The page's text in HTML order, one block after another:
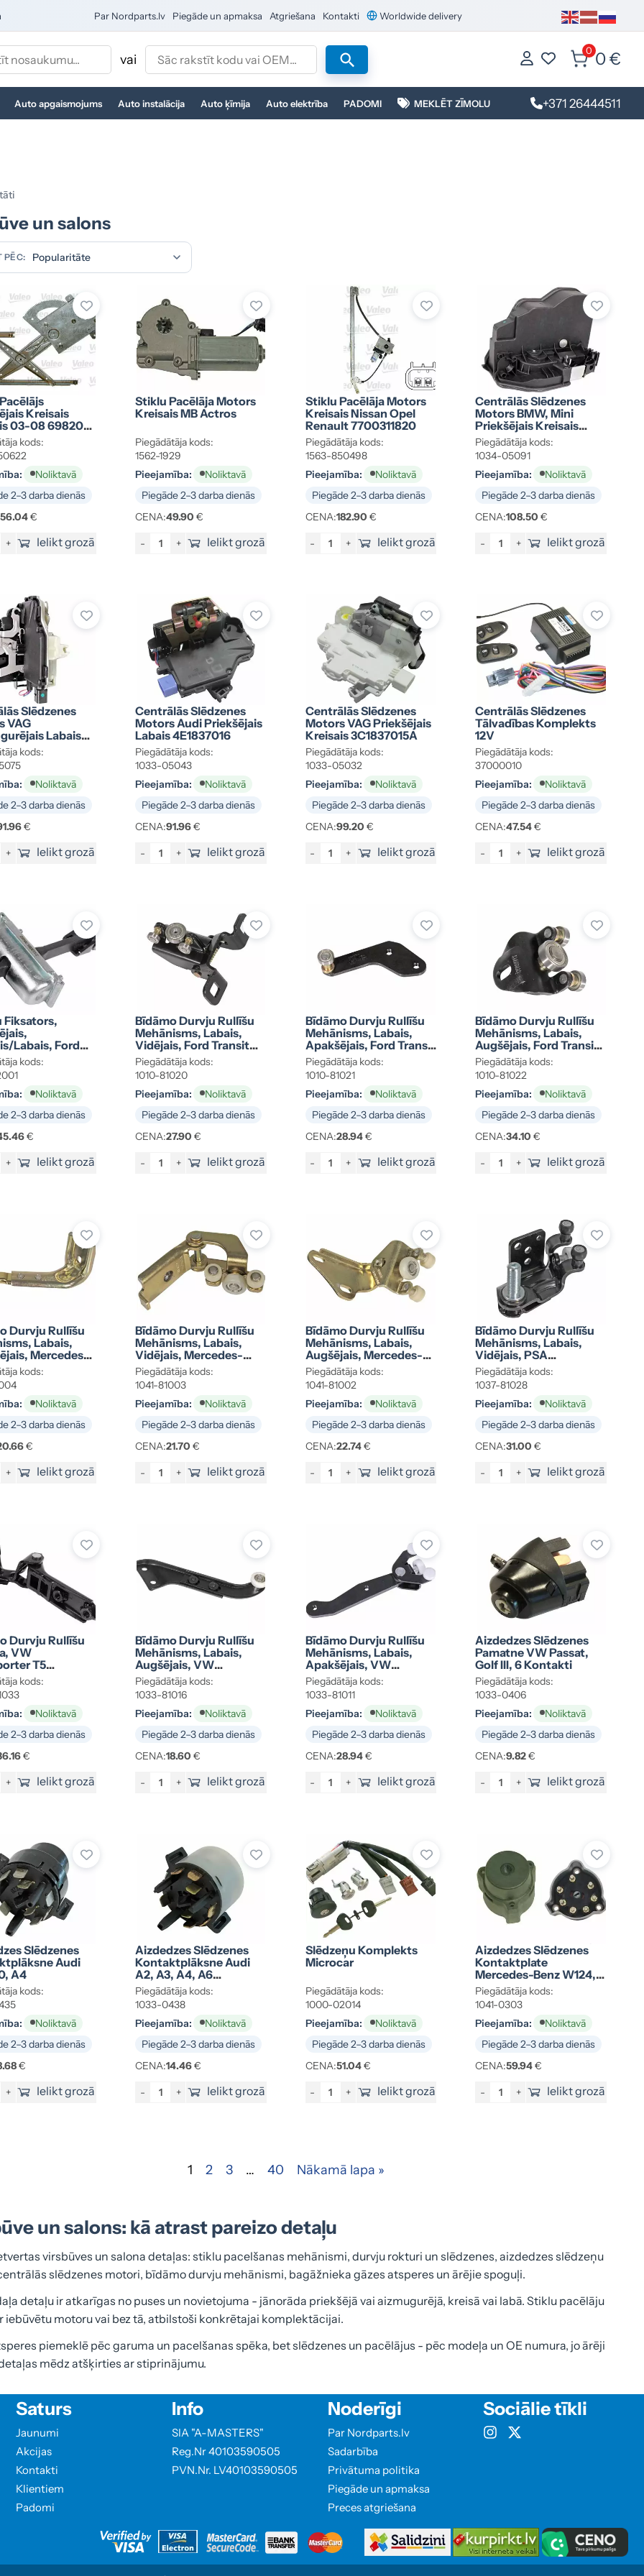
Par Nordparts.lv Piegāde un apmaksa Atgriešana Kontakti Worldwide delivery
vai
0 0 €
Auto apgaismojums Auto instalācija Auto ķīmija Auto elektrība PADOMI MEKLĒT ZĪMOLU +371 26444511
un salons
PĒC:
Kreisais
03-08 69820-
kods:
Noliktavā
2–3 darba dienās
€
+ Ielikt grozā
Stiklu Pacēlāja Motors
Kreisais MB Actros
Piegādātāja kods:
1562-1929
Pieejamība:
Noliktavā
Piegāde 2–3 darba dienās
CENA:49.90 €
- + Ielikt grozā
Stiklu Pacēlāja Motors
Kreisais Nissan Opel
Renault 7700311820
Piegādātāja kods:
1563-850498
Pieejamība:
Noliktavā
Piegāde 2–3 darba dienās
CENA:182.90 €
- + Ielikt grozā
Centrālās Slēdzenes
Motors BMW, Mini
Priekšējais Kreisais
51217229458
Piegādātāja kods:
1034-05091
Pieejamība:
Noliktavā
Piegāde 2–3 darba dienās
CENA:108.50 €
- + Ielikt grozā
Slēdzenes
VAG
Labais
kods:
Noliktavā
2–3 darba dienās
€
+ Ielikt grozā
Centrālās Slēdzenes
Motors Audi Priekšējais
Labais 4E1837016
Piegādātāja kods:
1033-05043
Pieejamība:
Noliktavā
Piegāde 2–3 darba dienās
CENA:91.96€
- + Ielikt grozā
Centrālās Slēdzenes
Motors VAG Priekšējais
Kreisais 3C1837015A
Piegādātāja kods:
1033-05032
Pieejamība:
Noliktavā
Piegāde 2–3 darba dienās
CENA:99.20 €
- + Ielikt grozā
Centrālās Slēdzenes
Tālvadības Komplekts
12V
Piegādātāja kods:
37000010
Pieejamība:
Noliktavā
Piegāde 2–3 darba dienās
CENA:47.54€
- + Ielikt grozā
Fiksators,
labais, Ford
BK31-V23500-
kods:
Noliktavā
2–3 darba dienās
€
+ Ielikt grozā
Bīdāmo Durvju Rullīšu
Mehānisms, Labais,
Vidējais, Ford Transit
YC15V-268B40-AJ
Piegādātāja kods:
1010-81020
Pieejamība:
Noliktavā
Piegāde 2–3 darba dienās
CENA:27.90 €
- + Ielikt grozā
Bīdāmo Durvju Rullīšu
Mehānisms, Labais,
Apakšējais, Ford Transit
YC15-V25000-AD
Piegādātāja kods:
1010-81021
Pieejamība:
Noliktavā
Piegāde 2–3 darba dienās
CENA:28.94€
- + Ielikt grozā
Bīdāmo Durvju Rullīšu
Mehānisms, Labais,
Augšējais, Ford Transit
YC15-V25028-AC
Piegādātāja kods:
1010-81022
Pieejamība:
Noliktavā
Piegāde 2–3 darba dienās
CENA:34.10 €
- + Ielikt grozā
Durvju Rullīšu
Labais,
Mercedes-
95-06
kods:
Noliktavā
2–3 darba dienās
€
+ Ielikt grozā
Bīdāmo Durvju Rullīšu
Mehānisms, Labais,
Vidējais, Mercedes-
Benz Sprinter 95-06
2D1843336
Piegādātāja kods:
1041-81003
Pieejamība:
Noliktavā
Piegāde 2–3 darba dienās
CENA:21.70 €
- + Ielikt grozā
Bīdāmo Durvju Rullīšu
Mehānisms, Labais,
Augšējais, Mercedes-
Benz Sprinter 95-06
2D1843436
Piegādātāja kods:
1041-81002
Pieejamība:
Noliktavā
Piegāde 2–3 darba dienās
CENA:22.74€
- + Ielikt grozā
Bīdāmo Durvju Rullīšu
Mehānisms, Labais,
Vidējais, PSA
1344266080
Piegādātāja kods:
1037-81028
Pieejamība:
Noliktavā
Piegāde 2–3 darba dienās
CENA:31.00 €
- + Ielikt grozā
Durvju Rullīšu
VW
T5
kods:
Noliktavā
2–3 darba dienās
€
+ Ielikt grozā
Bīdāmo Durvju Rullīšu
Mehānisms, Labais,
Augšējais, VW
Transporter T5
7E0843436B
Piegādātāja kods:
1033-81016
Pieejamība:
Noliktavā
Piegāde 2–3 darba dienās
CENA:18.60 €
- + Ielikt grozā
Bīdāmo Durvju Rullīšu
Mehānisms, Labais,
Apakšējais, VW
Transporter T5
7LA843398
Piegādātāja kods:
1033-81011
Pieejamība:
Noliktavā
Piegāde 2–3 darba dienās
CENA:28.94€
- + Ielikt grozā
Aizdedzes Slēdzenes
Pamatne VW Passat,
Golf III, 6 Kontakti
Piegādātāja kods:
1033-0406
Pieejamība:
Noliktavā
Piegāde 2–3 darba dienās
CENA:9.82€
- + Ielikt grozā
Slēdzenes
Audi
A4
kods:
Noliktavā
2–3 darba dienās
€
+ Ielikt grozā
Aizdedzes Slēdzenes
Kontaktplāksne Audi
A2, A3, A4, A6
4B0905849
Piegādātāja kods:
1033-0438
Pieejamība:
Noliktavā
Piegāde 2–3 darba dienās
CENA:14.46€
- + Ielikt grozā
Slēdzeņu Komplekts
Microcar
Piegādātāja kods:
1000-02014
Pieejamība:
Noliktavā
Piegāde 2–3 darba dienās
CENA:51.04€
- + Ielikt grozā
Aizdedzes Slēdzenes
Kontaktplate
Mercedes-Benz W124,
W126, W201
Piegādātāja kods:
1041-0303
Pieejamība:
Noliktavā
Piegāde 2–3 darba dienās
CENA:59.94€
- + Ielikt grozā
1 2 3 … 40 Nākamā lapa »
un salons: kā atrast pareizo detaļu
virsbūves un salona detaļas: stiklu pacelšanas mehānismi, durvju rokturi un slēdzenes, aizdedzes slēdzeņu
slēdzenes motori, bīdāmo durvju mehānismi, bagāžnieka gāzes atsperes un ārējie spoguļi.
detaļu ir atkarīgas no puses un novietojuma - jānorāda priekšējā vai aizmugurējā, kreisā vai labā. Stiklu pacēlāju
iebūvētu motoru vai bez tā, atbilstoši konkrētajai komplektācijai.
piemeklē pēc garuma un pacelšanas spēka, bet slēdzenes un pacēlājus - pēc modeļa un OE numura, jo ārēji
mēdz atšķirties ar stiprinājumu.
Saturs
Jaunumi
Akcijas
Kontakti
Klientiem
Padomi
Info
SIA "A-MASTERS"
Reg.Nr 40103590505
PVN.Nr. LV40103590505
Noderīgi
Par Nordparts.lv
Sadarbība
Privātuma politika
Piegāde un apmaksa
Preces atgriešana
Sociālie tīkli